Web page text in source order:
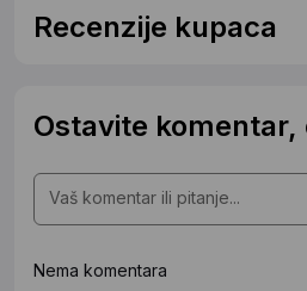
Recenzije kupaca
Ostavite komentar,
Nema komentara